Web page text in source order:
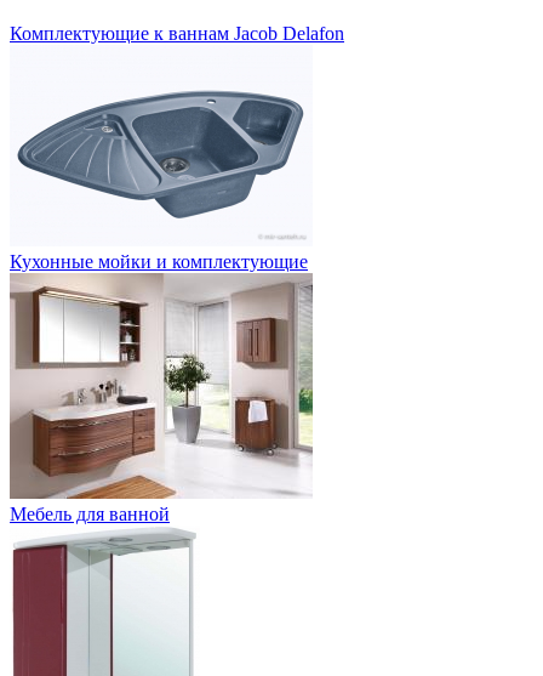
Комплектующие к ваннам Jacob Delafon
Кухонные мойки и комплектующие
Мебель для ванной